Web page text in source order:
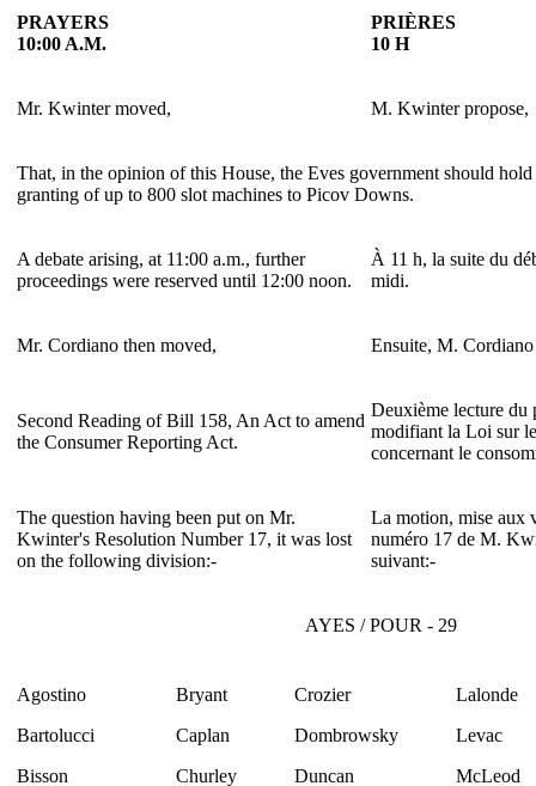
PRAYERS
10:00 A.M.
PRIÈRES
10 H
Mr. Kwinter moved, M. Kwinter propose,
That, in the opinion of this House, the Eves government should
granting of up to 800 slot machines to Picov Downs.
A debate arising, at 11:00 a.m., further
proceedings were reserved until 12:00 noon.
À 11 h, la suite du
midi.
Mr. Cordiano then moved, Ensuite, M.
Second Reading of Bill 158, An Act to amend
the Consumer Reporting Act.
Deuxième lecture
modifiant la Loi sur
concernant le
The question having been put on Mr.
Kwinter's Resolution Number 17, it was lost
on the following division:-
La motion, mise aux
numéro 17 de M.
suivant:-
AYES / POUR - 29
Agostino
Bartolucci
Bisson
Bryant
Caplan
Churley
Crozier
Dombrowsky
Duncan
Lalonde
Levac
McLeod